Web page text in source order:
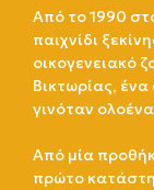
Από το 1990
παιχνίδι
οικογενειακό
Βικτωρίας,
γινόταν
Από μία
πρώτο